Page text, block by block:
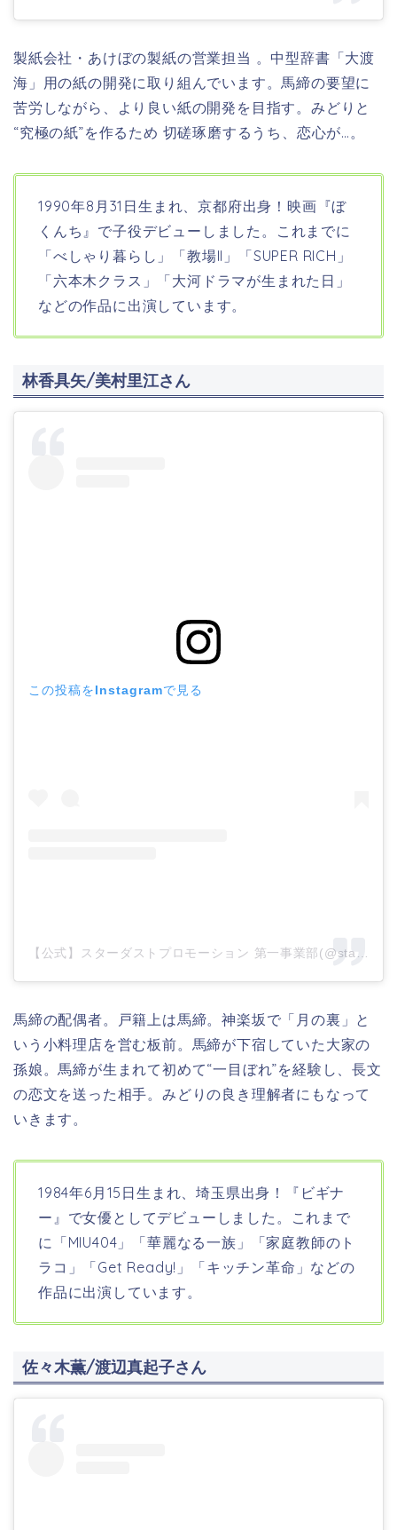
製紙会社・あけぼの製紙の営業担当 。中型辞書「大渡
海」用の紙の開発に取り組んでいます。馬締の要望に
苦労しながら、より良い紙の開発を目指す。みどりと
“究極の紙”を作るため 切磋琢磨するうち、恋心が…。
1990年8月31日生まれ、京都府出身！映画『ぼ
くんち』で子役デビューしました。これまでに
「べしゃり暮らし」「教場II」「SUPER RICH」
「六本木クラス」「大河ドラマが生まれた日」
などの作品に出演しています。
林香具矢/美村里江さん
この投稿をInstagramで見る
馬締の配偶者。戸籍上は馬締。神楽坂で「月の裏」と
いう小料理店を営む板前。馬締が下宿していた大家の
孫娘。馬締が生まれて初めて“一目ぼれ”を経験し、長文
の恋文を送った相手。みどりの良き理解者にもなって
いきます。
1984年6月15日生まれ、埼玉県出身！ 『 ビギナ
ー 』で女優としてデビューしました。これまで
に「MIU404」「華麗なる一族」「家庭教師のト
ラコ」「Get Ready!」「キッチン革命」などの
作品に出演しています。
佐々木薫/渡辺真起子さん